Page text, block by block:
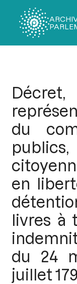
du
en
livres à
du 24
juillet